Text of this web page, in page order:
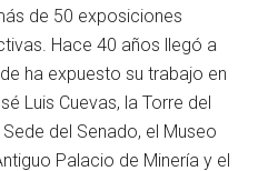
de 50 exposiciones
Hace 40 años llegó a
ha expuesto su trabajo en
Luis Cuevas, la Torre del
del Senado, el Museo
Palacio de Minería y el